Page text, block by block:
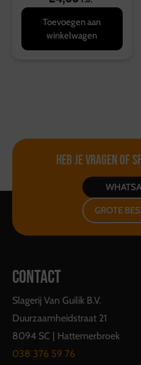
Toevoegen aan
winkelwagen
Heb je vragen of
GROTE
CONTACT
Slagerij Van Guilik B.V.
Duurzaamheidstraat 21
8094 SC | Hattemerbroek
038 376 59 76